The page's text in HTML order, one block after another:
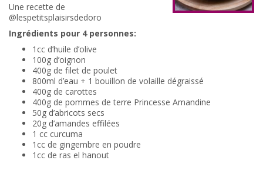
Une recette de
@lespetitsplaisirsdedoro
Ingrédients pour 4 personnes:
1cc d’huile d’olive
100g d’oignon
400g de filet de poulet
800ml d’eau + 1 bouillon de volaille dégraissé
400g de carottes
400g de pommes de terre Princesse Amandine
50g d’abricots secs
20g d’amandes effilées
1 cc curcuma
1cc de gingembre en poudre
1cc de ras el hanout